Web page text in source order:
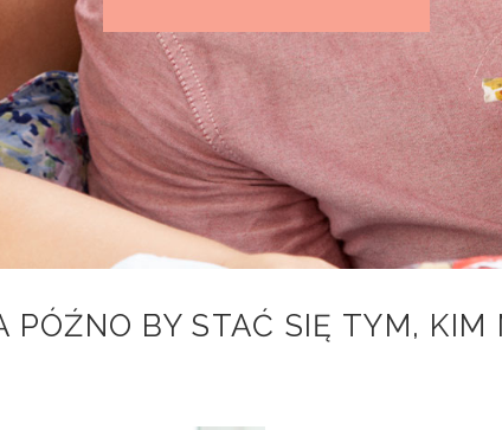
PÓŹNO BY STAĆ SIĘ TYM, KIM